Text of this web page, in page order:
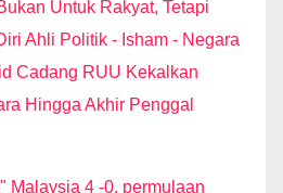
Untuk Rakyat, Tetapi
Ahli Politik - Isham - Negara
Cadang RUU Kekalkan
Hingga Akhir Penggal
Malaysia 4 -0, permulaan